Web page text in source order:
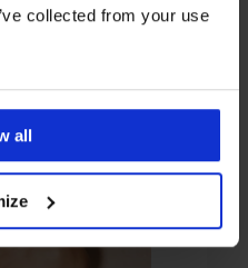
collected from your use
all
kolekcie